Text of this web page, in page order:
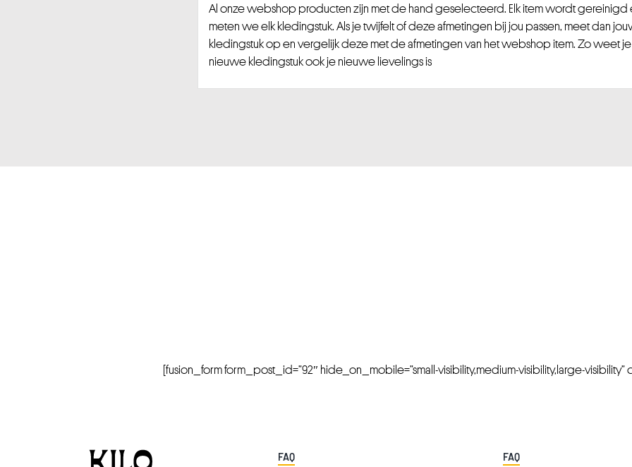
Al onze webshop producten zijn met de hand geselecteerd. Elk item wordt gereinigd
meten we elk kledingstuk. Als je twijfelt of deze afmetingen bij jou passen, meet dan
kledingstuk op en vergelijk deze met de afmetingen van het webshop item. Zo weet
nieuwe kledingstuk ook je nieuwe lievelings is
[fusion_form form_post_id=”92″ hide_on_mobile=”small-visibility,medium-visibility,large-visibility”
FAQ FAQ